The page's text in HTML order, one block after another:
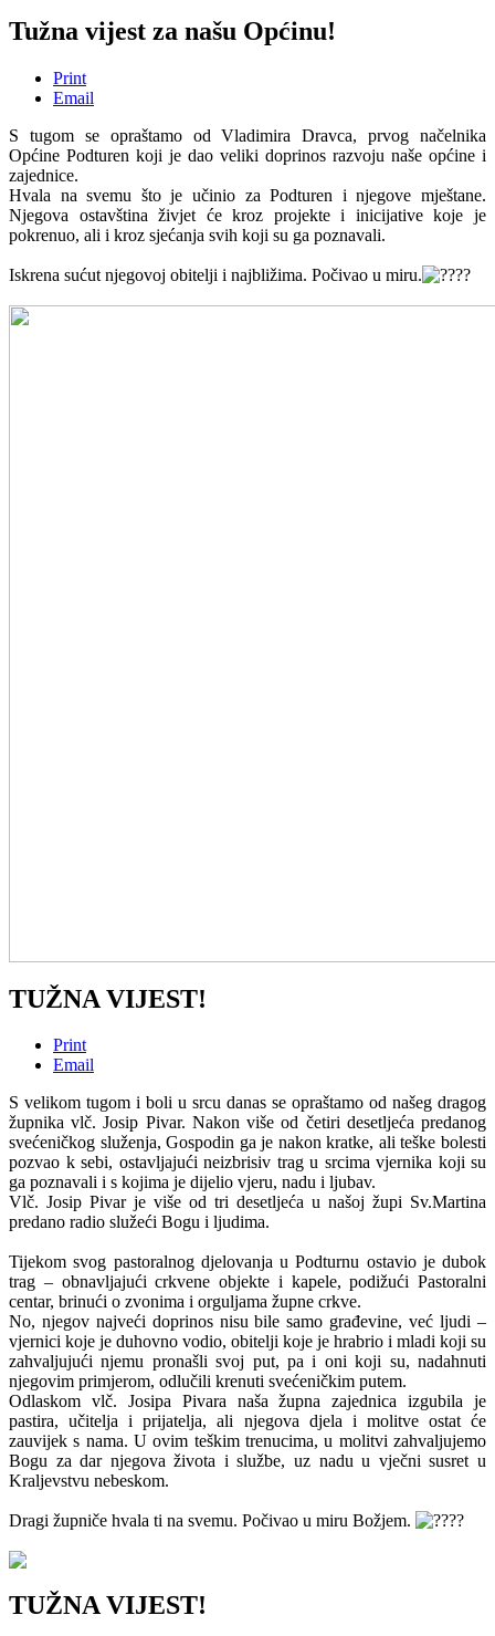
Tužna vijest za našu Općinu!
Print
Email
S tugom se opraštamo od Vladimira Dravca, prvog načelnika
Općine Podturen koji je dao veliki doprinos razvoju naše općine i
zajednice.
Hvala na svemu što je učinio za Podturen i njegove mještane.
Njegova ostavština živjet će kroz projekte i inicijative koje je
pokrenuo, ali i kroz sjećanja svih koji su ga poznavali.
Iskrena sućut njegovoj obitelji i najbližima. Počivao u miru.
TUŽNA VIJEST!
Print
Email
S velikom tugom i boli u srcu danas se opraštamo od našeg dragog
župnika vlč. Josip Pivar. Nakon više od četiri desetljeća predanog
svećeničkog služenja, Gospodin ga je nakon kratke, ali teške bolesti
pozvao k sebi, ostavljajući neizbrisiv trag u srcima vjernika koji su
ga poznavali i s kojima je dijelio vjeru, nadu i ljubav.
Vlč. Josip Pivar je više od tri desetljeća u našoj župi Sv.Martina
predano radio služeći Bogu i ljudima.
Tijekom svog pastoralnog djelovanja u Podturnu ostavio je dubok
trag – obnavljajući crkvene objekte i kapele, podižući Pastoralni
centar, brinući o zvonima i orguljama župne crkve.
No, njegov najveći doprinos nisu bile samo građevine, već ljudi –
vjernici koje je duhovno vodio, obitelji koje je hrabrio i mladi koji su
zahvaljujući njemu pronašli svoj put, pa i oni koji su, nadahnuti
njegovim primjerom, odlučili krenuti svećeničkim putem.
Odlaskom vlč. Josipa Pivara naša župna zajednica izgubila je
pastira, učitelja i prijatelja, ali njegova djela i molitve ostat će
zauvijek s nama. U ovim teškim trenucima, u molitvi zahvaljujemo
Bogu za dar njegova života i službe, uz nadu u vječni susret u
Kraljevstvu nebeskom.
Dragi župniče hvala ti na svemu. Počivao u miru Božjem.
TUŽNA VIJEST!